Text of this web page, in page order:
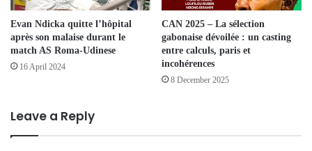
Evan Ndicka quitte l’hôpital
après son malaise durant le
match AS Roma-Udinese
16 April 2024
CAN 2025 – La sélection
gabonaise dévoilée : un casting
entre calculs, paris et
incohérences
8 December 2025
Leave a Reply